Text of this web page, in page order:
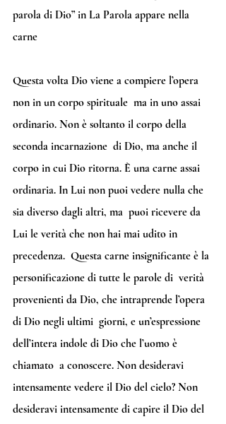
parola di Dio” in La Parola appare nella
carne
Questa volta Dio viene a compiere l’opera
non in un corpo spirituale  ma in uno assai
ordinario. Non è soltanto il corpo della
seconda incarnazione  di Dio, ma anche il
corpo in cui Dio ritorna. È una carne assai
ordinaria. In Lui non puoi vedere nulla che
sia diverso dagli altri, ma  puoi ricevere da
Lui le verità che non hai mai udito in
precedenza.  Questa carne insignificante è la
personificazione di tutte le parole di  verità
provenienti da Dio, che intraprende l’opera
di Dio negli ultimi  giorni, e un’espressione
dell’intera indole di Dio che l’uomo è
chiamato  a conoscere. Non desideravi
intensamente vedere il Dio del cielo? Non
desideravi intensamente di capire il Dio del